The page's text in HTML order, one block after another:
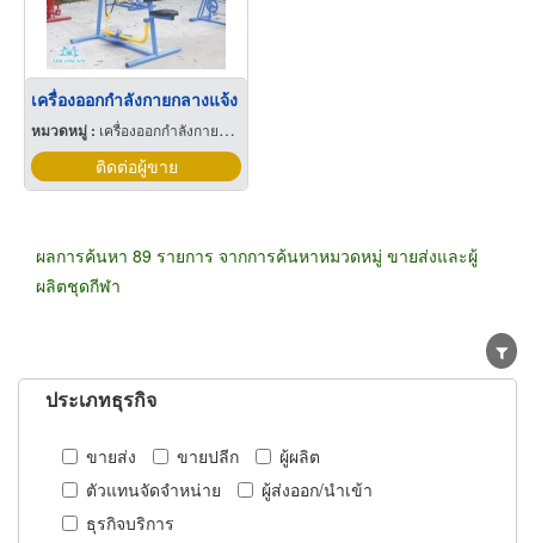
เครื่องออกกำลังกายกลางแจ้ง
หมวดหมู่ : เครื่องออกกำลังกายกลางแจ้ง
ติดต่อผู้ขาย
ผลการค้นหา 89 รายการ จากการค้นหาหมวดหมู่ ขายส่งและผู้
ผลิตชุดกีฬา
ประเภทธุรกิจ
ขายส่ง ขายปลีก
ผู้ผลิต
ตัวแทนจัดจำหน่าย
ผู้ส่งออก/นำเข้า
ธุรกิจบริการ